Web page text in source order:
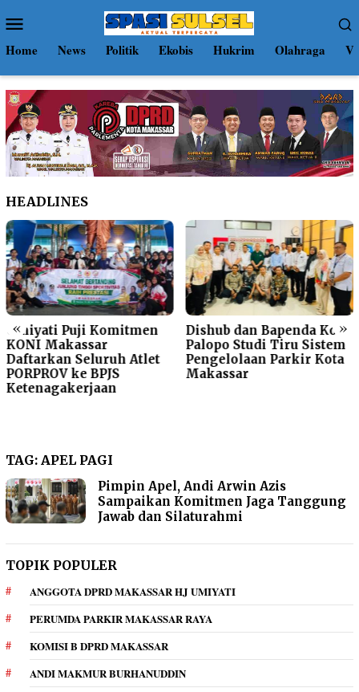
ke
kontenMobile
Home News Politik Ekobis Hukrim Olahraga
HEADLINES
« »
Umiyati Puji Komitmen
KONI Makassar
Daftarkan Seluruh Atlet
PORPROV ke BPJS
Ketenagakerjaan
Dishub dan Bapenda Kota
Palopo Studi Tiru Sistem
Pengelolaan Parkir Kota
Makassar
TAG: APEL PAGI
Pimpin Apel, Andi Arwin Azis
Sampaikan Komitmen Jaga Tanggung
Jawab dan Silaturahmi
TOPIK POPULER
ANGGOTA DPRD MAKASSAR HJ UMIYATI
PERUMDA PARKIR MAKASSAR RAYA
KOMISI B DPRD MAKASSAR
ANDI MAKMUR BURHANUDDIN